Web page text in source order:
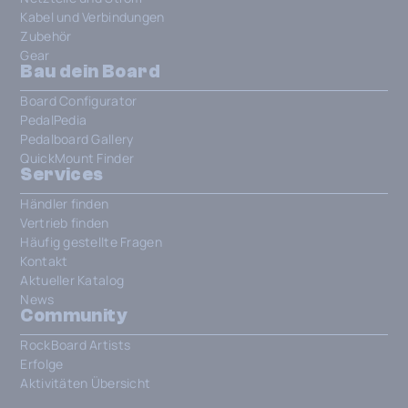
Kabel und Verbindungen
Zubehör
Gear
Bau dein Board
Board Configurator
PedalPedia
Pedalboard Gallery
QuickMount Finder
Services
Händler finden
Vertrieb finden
Häufig gestellte Fragen
Kontakt
Aktueller Katalog
News
Community
RockBoard Artists
Erfolge
Aktivitäten Übersicht